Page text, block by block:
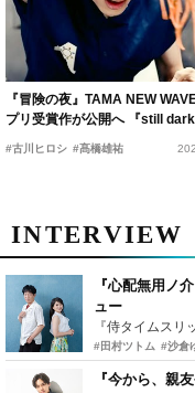
『冒険の夜』TAMA NEW
プリ受賞作が公開へ 『still
時上映決定
#古川ヒロシ #髙橋雄祐
INTERVIEW
『心配無用ノ
ュー
#田村ツトム #沙倉
『今から、親